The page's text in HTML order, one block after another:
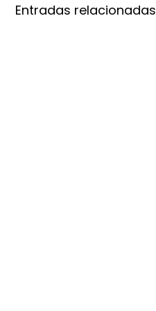
Entradas relacionadas